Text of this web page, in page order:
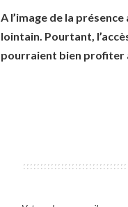
A l’image de la
lointain. Pourtant,
pourraient bien profiter